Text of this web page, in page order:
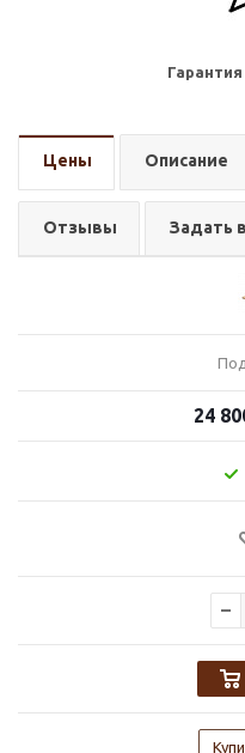
Цены Описание
Отзывы Задать
24